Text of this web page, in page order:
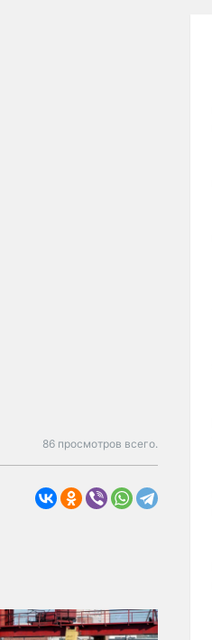
86 просмотров всего.